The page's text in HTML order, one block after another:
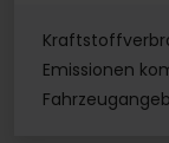
Emissionen